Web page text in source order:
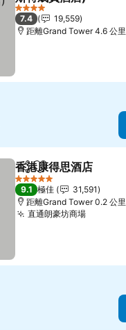
查看價格
4 星級
7.4
19,559
距離Grand Tower 4.6 公里
分享 放到收藏夾
香港康得思酒店
5 星級
9.1 極佳
31,591
距離Grand Tower 0.2 公里
直通朗豪坊商場查看價格